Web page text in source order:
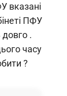
вказані
ПФУ
довго .
часу
?